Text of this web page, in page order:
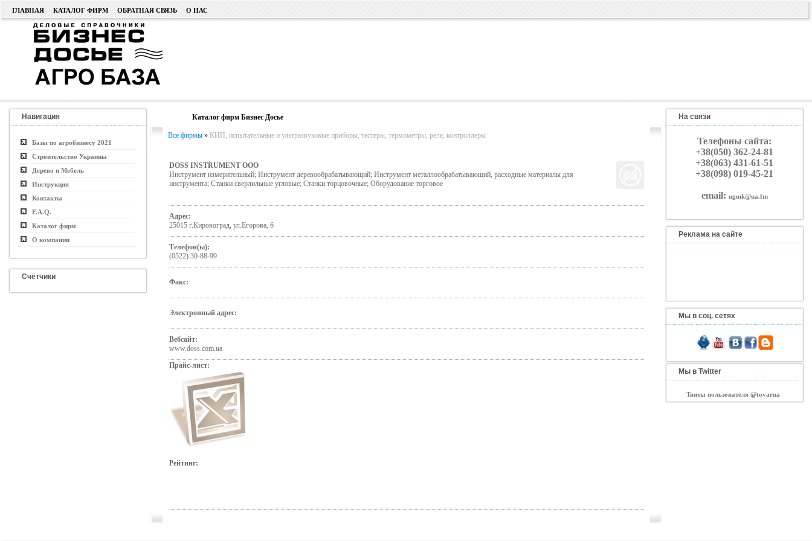
ГЛАВНАЯ КАТАЛОГ ФИРМ ОБРАТНАЯ СВЯЗЬ О НАС
Навигация
Базы по агробизнесу 2021
Строительство Украины
Дерево и Мебель
Инструкция
Контакты
F.A.Q.
Каталог фирм
О компании
Счётчики
Каталог фирм Бизнес Досье
Все фирмы» КИП, испытательные и ультразвуковые приборы, тестеры, термометры, реле, контроллеры
DOSS INSTRUMENT ООО
Инструмент измерительный; Инструмент деревообрабатывающий; Инструмент металлообрабатывающий, расходные материалы для
инструмента; Станки сверлильные угловые; Станки торцовочные; Оборудование торговое
Адрес:
25015 г.Кировоград, ул.Егорова, 6
Телефон(ы):
(0522) 30-88-99
Факс:
Электронный адрес:
Вебсайт:
www.doss.com.ua
Прайс-лист:
Рейтинг:
На связи
Телефоны сайта:
+38(050) 362-24-81
+38(063) 431-61-51
+38(098) 019-45-21
email: ugmk@ua.fm
Реклама на сайте
Мы в соц. сетях
Мы в Twitter
Твиты пользователя @tovarua